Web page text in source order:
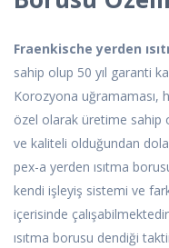
Fraenkische yerden
sahip olup 50 yıl garanti
Korozyona uğramaması,
özel olarak üretime sahip
ve kaliteli olduğundan
pex-a yerden ısıtma
kendi işleyiş sistemi ve
içerisinde
ısıtma borusu dendiği